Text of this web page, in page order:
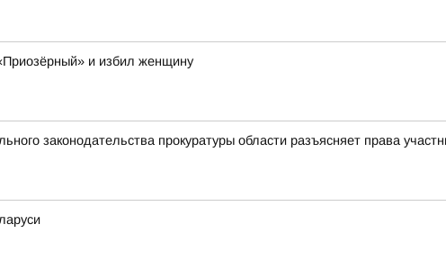
и избил женщину
законодательства прокуратуры области разъясняет права